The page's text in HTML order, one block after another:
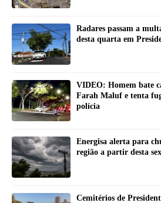
Radares passam a
desta quarta em
VIDEO: Homem bate
Farah Maluf e tenta
polícia
Energisa alerta para
região a partir desta
Cemitérios de